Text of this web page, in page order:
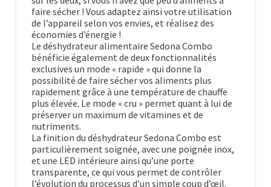
faire sécher ! Vous adaptez ainsi votre utilisation
de l’appareil selon vos envies, et réalisez des
économies d’énergie !
Le déshydrateur alimentaire Sedona Combo
bénéficie également de deux fonctionnalités
exclusives un mode « rapide » qui donne la
possibilité de faire sécher vos aliments plus
rapidement grâce à une température de chauffe
plus élevée. Le mode « cru » permet quant à lui de
préserver un maximum de vitamines et de
nutriments.
La finition du déshydrateur Sedona Combo est
particulièrement soignée, avec une poignée inox,
et une LED intérieure ainsi qu’une porte
transparente, ce qui vous permet de contrôler
l’évolution du processus d’un simple coup d’œil.